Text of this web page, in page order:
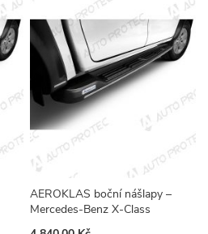
AEROKLAS boční nášlapy –
Mercedes-Benz X-Class